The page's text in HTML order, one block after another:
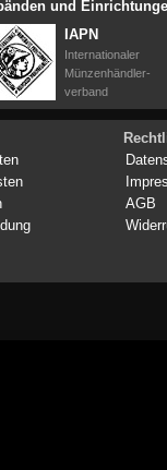
und
IAPN
Internationaler
Münzenhändler-
verband
AGB